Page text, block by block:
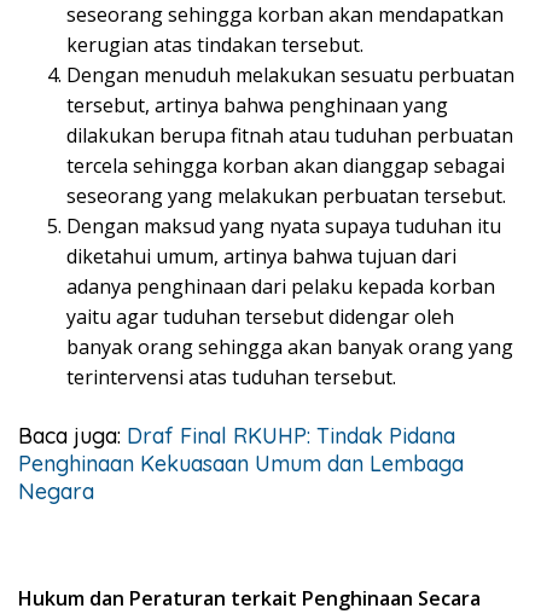
seseorang sehingga korban akan mendapatkan
kerugian atas tindakan tersebut.
Dengan menuduh melakukan sesuatu perbuatan
tersebut, artinya bahwa penghinaan yang
dilakukan berupa fitnah atau tuduhan perbuatan
tercela sehingga korban akan dianggap sebagai
seseorang yang melakukan perbuatan tersebut.
Dengan maksud yang nyata supaya tuduhan itu
diketahui umum, artinya bahwa tujuan dari
adanya penghinaan dari pelaku kepada korban
yaitu agar tuduhan tersebut didengar oleh
banyak orang sehingga akan banyak orang yang
terintervensi atas tuduhan tersebut.
Baca juga: Draf Final RKUHP: Tindak Pidana
Penghinaan Kekuasaan Umum dan Lembaga
Negara
Hukum dan Peraturan terkait Penghinaan Secara